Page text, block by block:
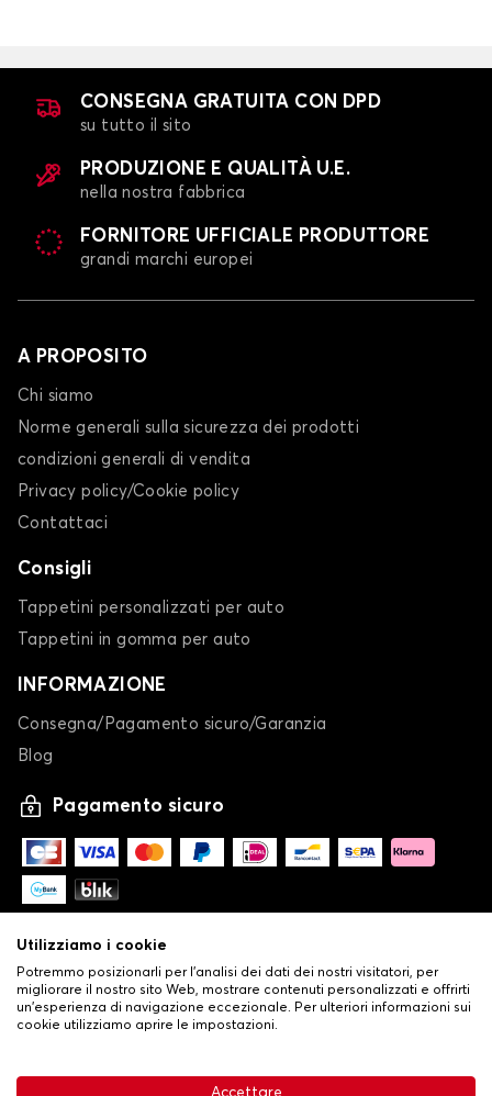
CONSEGNA GRATUITA CON DPD
su tutto il sito
PRODUZIONE E QUALITÀ U.E.
nella nostra fabbrica
FORNITORE UFFICIALE PRODUTTORE
grandi marchi europei
A PROPOSITO
Chi siamo
Norme generali sulla sicurezza dei prodotti
condizioni generali di vendita
Privacy policy/Cookie policy
Contattaci
Consigli
Tappetini personalizzati per auto
Tappetini in gomma per auto
INFORMAZIONE
Consegna/Pagamento sicuro/Garanzia
Blog
Pagamento sicuro
Condizioni generali di vendita•
Utilizziamo i cookie
Potremmo posizionarli per l'analisi dei dati dei nostri visitatori, per
migliorare il nostro sito Web, mostrare contenuti personalizzati e offrirti
un'esperienza di navigazione eccezionale. Per ulteriori informazioni sui
cookie utilizziamo aprire le impostazioni.
Accettare